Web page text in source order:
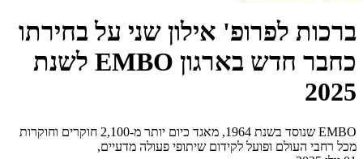
ברכות לפרופ' אילון שני על בחירתו
כחבר חדש בארגון EMBO לשנת
2025
EMBO שנוסד בשנת 1964, מאגד כיום יותר מ-2,100 חוקרים וחוקרות
מכל רחבי העולם ופועל לקידום שיתופי פעולה מדעיים,